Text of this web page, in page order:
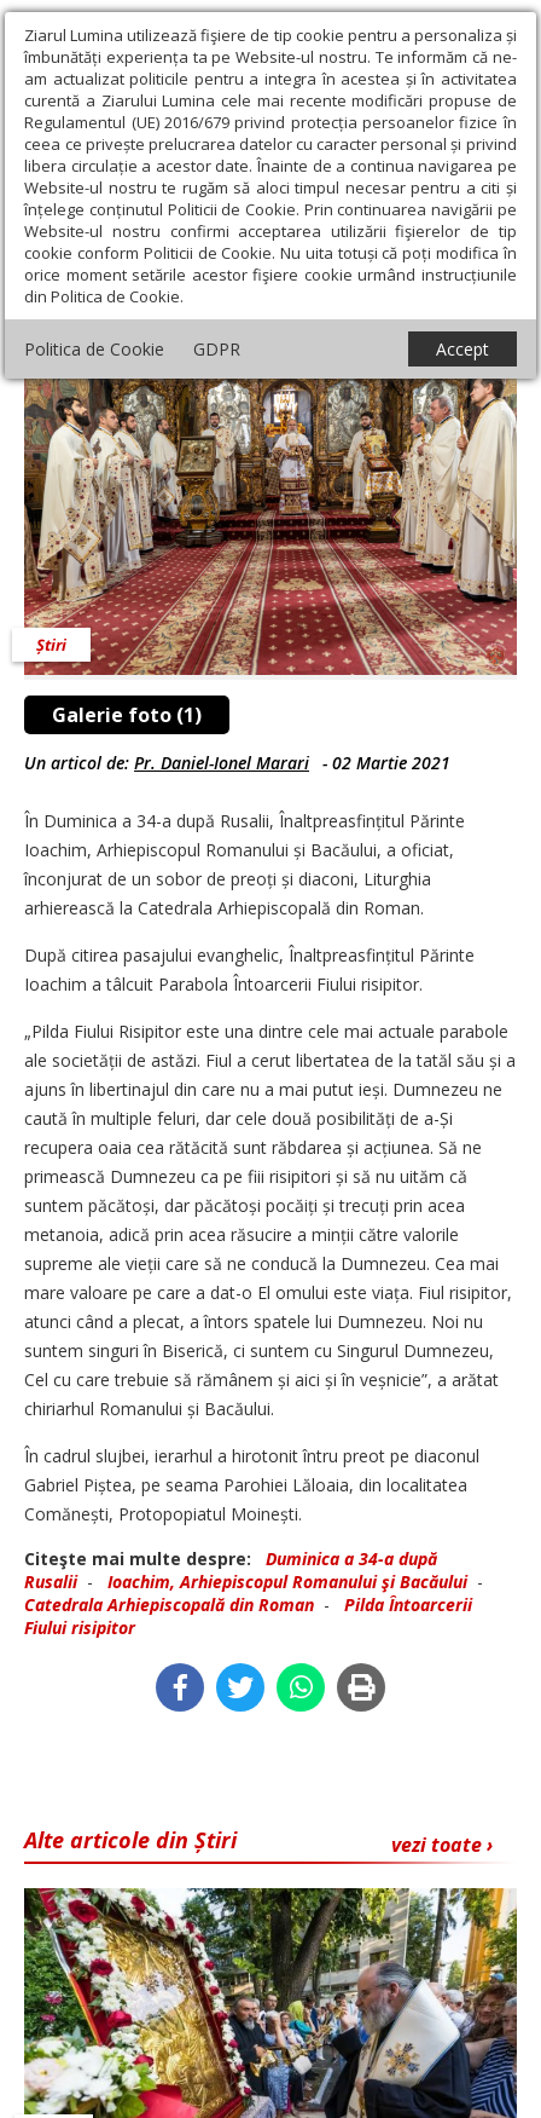
Ziarul Lumina utilizează fişiere de tip cookie pentru a personaliza și
îmbunătăți experiența ta pe Website-ul nostru. Te informăm că ne-
am actualizat politicile pentru a integra în acestea și în activitatea
curentă a Ziarului Lumina cele mai recente modificări propuse de
Regulamentul (UE) 2016/679 privind protecția persoanelor fizice în
ceea ce privește prelucrarea datelor cu caracter personal și privind
libera circulație a acestor date. Înainte de a continua navigarea pe
Website-ul nostru te rugăm să aloci timpul necesar pentru a citi și
înțelege conținutul Politicii de Cookie. Prin continuarea navigării pe
Website-ul nostru confirmi acceptarea utilizării fişierelor de tip
cookie conform Politicii de Cookie. Nu uita totuși că poți modifica în
orice moment setările acestor fişiere cookie urmând instrucțiunile
din Politica de Cookie.
Politica de Cookie GDPR Accept
Ziarul Lumina › Actualitate religioasă › Știri › Duminica
Întoarcerii Fiului risipitor la catedrala din Roman
Duminica Întoarcerii Fiului risipitor la
catedrala din Roman
Galerie foto (1)
Știri
Un articol de: Pr. Daniel-Ionel Marari - 02 Martie 2021
În Duminica a 34-a după Rusalii, Înaltpreasfințitul Părinte
Ioachim, Arhiepiscopul Romanului și Bacăului, a oficiat,
înconjurat de un sobor de preoți și diaconi, Liturghia
arhierească la Catedrala Arhiepiscopală din Roman.
După citirea pasajului evanghelic, Înaltpreasfințitul Părinte
Ioachim a tâlcuit Parabola Întoarcerii Fiului risipitor.
„Pilda Fiului Risipitor este una dintre cele mai actuale parabole
ale societății de astăzi. Fiul a cerut libertatea de la tatăl său și a
ajuns în libertinajul din care nu a mai putut ieși. Dumnezeu ne
caută în multiple feluri, dar cele două posibilități de a-Și
recupera oaia cea rătăcită sunt răbdarea și acțiunea. Să ne
primească Dumnezeu ca pe fiii risipitori și să nu uităm că
suntem păcătoși, dar păcătoși pocăiți și trecuți prin acea
metanoia, adică prin acea răsucire a minții către valorile
supreme ale vieții care să ne conducă la Dumnezeu. Cea mai
mare valoare pe care a dat-o El omului este viața. Fiul risipitor,
atunci când a plecat, a întors spatele lui Dumnezeu. Noi nu
suntem singuri în Biserică, ci suntem cu Singurul Dumnezeu,
Cel cu care trebuie să rămânem și aici și în veșnicie”, a arătat
chiriarhul Romanului și Bacăului.
În cadrul slujbei, ierarhul a hirotonit întru preot pe diaconul
Gabriel Piștea, pe seama Parohiei Lăloaia, din localitatea
Comănești, Protopopiatul Moinești.
Citeşte mai multe despre:
Duminica a 34-a după
Rusalii- Ioachim, Arhiepiscopul Romanului şi Bacăului-
Catedrala Arhiepiscopală din Roman - Pilda Întoarcerii
Fiului risipitor
vezi toate ›
Alte articole din Știri